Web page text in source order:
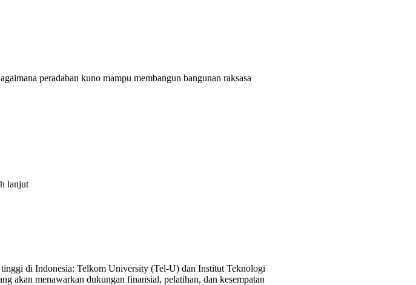
peradaban kuno mampu membangun bangunan raksasa
lanjut
di Indonesia: Telkom University (Tel-U) dan Institut Teknologi
akan menawarkan dukungan finansial, pelatihan, dan kesempatan